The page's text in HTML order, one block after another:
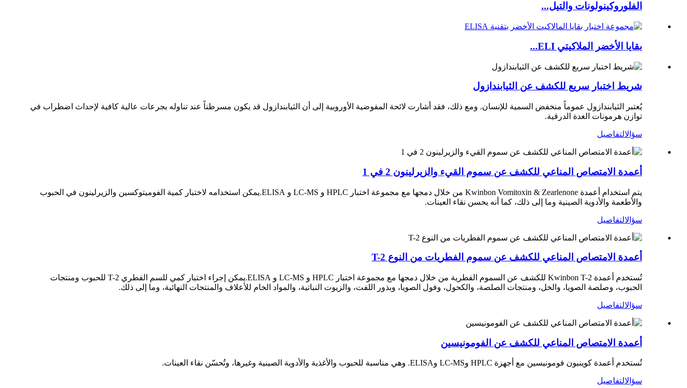
الفلوروكينولونات والتيل...
بقايا الأخضر الملاكيتي ELI...
شريط اختبار سريع للكشف عن الثيابندازول
يُعتبر الثيابندازول عموماً منخفض السمية للإنسان. ومع ذلك، فقد أشارت لائحة المفوضية الأوروبية إلى أن الثيابندازول قد يكون مسرطناً عند تناوله بجرعات عالية كافية لإحداث اضطراب في
توازن هرمونات الغدة الدرقية.
سؤالالتفاصيل
أعمدة الامتصاص المناعي للكشف عن سموم القيء والزيرلينون 2 في 1
يتم استخدام أعمدة Kwinbon Vomitoxin & Zearlenone من خلال دمجها مع مجموعة اختبار HPLC و LC-MS و ELISA.
يمكن استخدامه لاختبار كمية الفوميتوكسين والزيرلينون في الحبوب
والأطعمة والأدوية الصينية وما إلى ذلك، كما أنه يحسن نقاء العينات.
سؤالالتفاصيل
أعمدة الامتصاص المناعي للكشف عن سموم الفطريات من النوع T-2
تُستخدم أعمدة Kwinbon T-2 للكشف عن السموم الفطرية من خلال دمجها مع مجموعة اختبار HPLC و LC-MS و ELISA.
يمكن إجراء اختبار كمي للسم الفطري T-2 للحبوب ومنتجات
الحبوب، وصلصة الصويا، والخل، ومنتجات الصلصة، والكحول، وفول الصويا، وبذور اللفت، والزيوت النباتية، والمواد الخام للأعلاف والمنتجات النهائية، وما إلى ذلك.
سؤالالتفاصيل
أعمدة الامتصاص المناعي للكشف عن الفومونيسين
تُستخدم أعمدة كوينبون فومونيسين مع أجهزة HPLC وLC-MS وELISA. وهي مناسبة للحبوب والأغذية والأدوية الصينية وغيرها، وتُحسّن نقاء العينات.
سؤالالتفاصيل